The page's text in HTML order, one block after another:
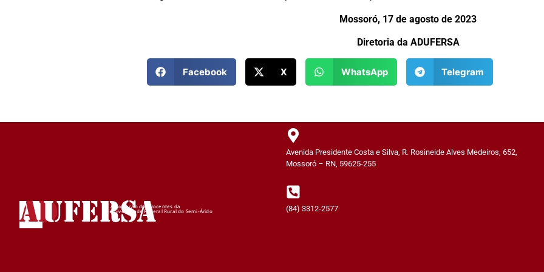
Mossoró, 17 de agosto de 2023
Diretoria da ADUFERSA
Facebook X WhatsApp Telegram
ADUFERSA
Associação dos Docentes da
Universidade Federal Rural do Semi-Árido
Avenida Presidente Costa e Silva, R. Rosineide Alves Medeiros, 652,
Mossoró – RN, 59625-255
(84) 3312-2577